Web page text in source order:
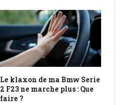
Le klaxon de ma Bmw Serie
2 F23 ne marche plus : Que
faire ?